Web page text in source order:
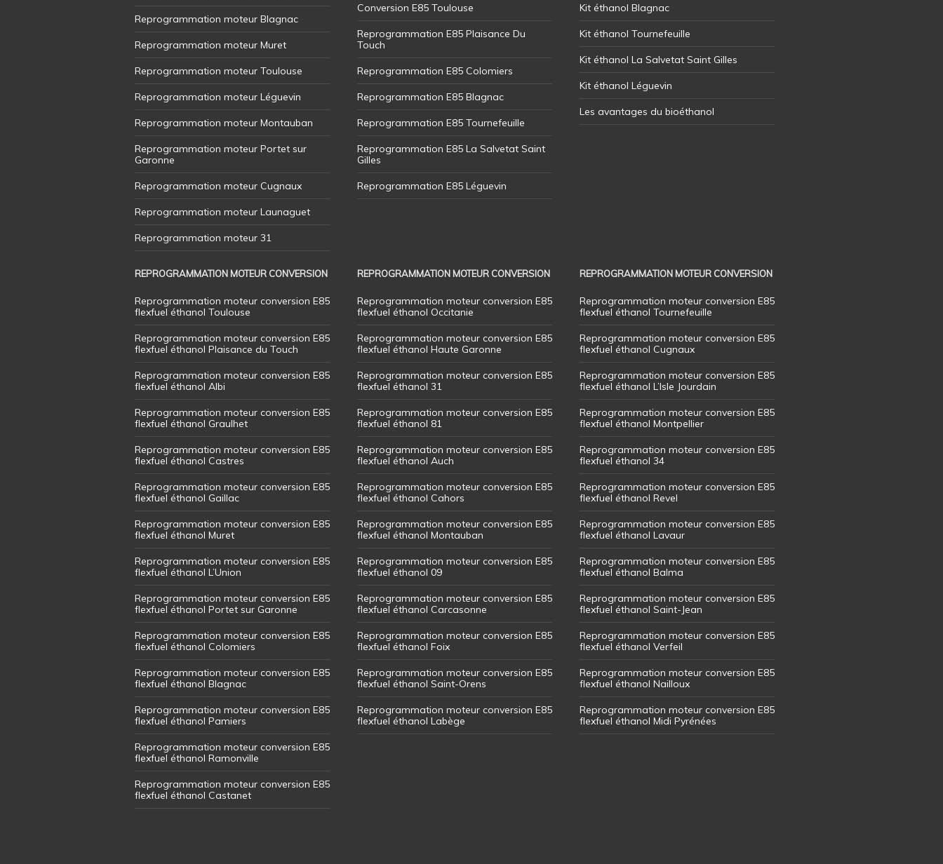
Reprogrammation moteur Blagnac
Reprogrammation moteur Muret
Reprogrammation moteur Toulouse
Reprogrammation moteur Léguevin
Reprogrammation moteur Montauban
Reprogrammation moteur Portet sur
Garonne
Reprogrammation moteur Cugnaux
Reprogrammation moteur Launaguet
Reprogrammation moteur 31
Conversion E85 Toulouse
Reprogrammation E85 Plaisance Du
Touch
Reprogrammation E85 Colomiers
Reprogrammation E85 Blagnac
Reprogrammation E85 Tournefeuille
Reprogrammation E85 La Salvetat Saint
Gilles
Reprogrammation E85 Léguevin
Kit éthanol Blagnac
Kit éthanol Tournefeuille
Kit éthanol La Salvetat Saint Gilles
Kit éthanol Léguevin
Les avantages du bioéthanol
REPROGRAMMATION MOTEUR CONVERSION
Reprogrammation moteur conversion E85
flexfuel éthanol Toulouse
Reprogrammation moteur conversion E85
flexfuel éthanol Plaisance du Touch
Reprogrammation moteur conversion E85
flexfuel éthanol Albi
Reprogrammation moteur conversion E85
flexfuel éthanol Graulhet
Reprogrammation moteur conversion E85
flexfuel éthanol Castres
Reprogrammation moteur conversion E85
flexfuel éthanol Gaillac
Reprogrammation moteur conversion E85
flexfuel éthanol Muret
Reprogrammation moteur conversion E85
flexfuel éthanol L’Union
Reprogrammation moteur conversion E85
flexfuel éthanol Portet sur Garonne
Reprogrammation moteur conversion E85
flexfuel éthanol Colomiers
Reprogrammation moteur conversion E85
flexfuel éthanol Blagnac
Reprogrammation moteur conversion E85
flexfuel éthanol Pamiers
Reprogrammation moteur conversion E85
flexfuel éthanol Ramonville
Reprogrammation moteur conversion E85
flexfuel éthanol Castanet
REPROGRAMMATION MOTEUR CONVERSION
Reprogrammation moteur conversion E85
flexfuel éthanol Occitanie
Reprogrammation moteur conversion E85
flexfuel éthanol Haute Garonne
Reprogrammation moteur conversion E85
flexfuel éthanol 31
Reprogrammation moteur conversion E85
flexfuel éthanol 81
Reprogrammation moteur conversion E85
flexfuel éthanol Auch
Reprogrammation moteur conversion E85
flexfuel éthanol Cahors
Reprogrammation moteur conversion E85
flexfuel éthanol Montauban
Reprogrammation moteur conversion E85
flexfuel éthanol 09
Reprogrammation moteur conversion E85
flexfuel éthanol Carcasonne
Reprogrammation moteur conversion E85
flexfuel éthanol Foix
Reprogrammation moteur conversion E85
flexfuel éthanol Saint-Orens
Reprogrammation moteur conversion E85
flexfuel éthanol Labège
REPROGRAMMATION MOTEUR CONVERSION
Reprogrammation moteur conversion E85
flexfuel éthanol Tournefeuille
Reprogrammation moteur conversion E85
flexfuel éthanol Cugnaux
Reprogrammation moteur conversion E85
flexfuel éthanol L’Isle Jourdain
Reprogrammation moteur conversion E85
flexfuel éthanol Montpellier
Reprogrammation moteur conversion E85
flexfuel éthanol 34
Reprogrammation moteur conversion E85
flexfuel éthanol Revel
Reprogrammation moteur conversion E85
flexfuel éthanol Lavaur
Reprogrammation moteur conversion E85
flexfuel éthanol Balma
Reprogrammation moteur conversion E85
flexfuel éthanol Saint-Jean
Reprogrammation moteur conversion E85
flexfuel éthanol Verfeil
Reprogrammation moteur conversion E85
flexfuel éthanol Nailloux
Reprogrammation moteur conversion E85
flexfuel éthanol Midi Pyrénées